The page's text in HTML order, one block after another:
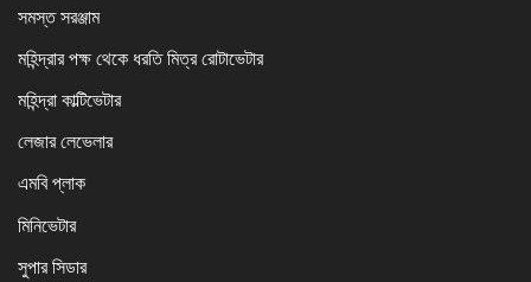
সমস্ত সরঞ্জাম
মহিন্দ্রার পক্ষ থেকে ধরতি মিত্র রোটাভেটার
মহিন্দ্রা কাল্টিভেটার
লেজার লেভেলার
এমবি প্লাক
মিনিভেটার
সুপার সিডার